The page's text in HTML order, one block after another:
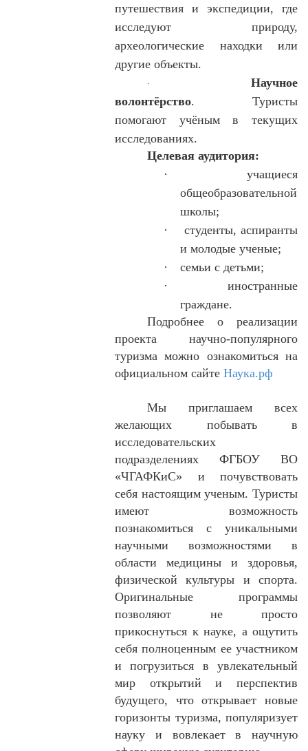
путешествия и экспедиции, где
исследуют природу,
археологические находки или
другие объекты.
·
Научное
волонтёрство. Туристы
помогают учёным в текущих
исследованиях.
Целевая аудитория:
·
учащиеся
общеобразовательной
школы;
·
студенты, аспиранты
и молодые ученые;
·
семьи с детьми;
·
иностранные
граждане.
Подробнее о реализации
проекта научно-популярного
туризма можно ознакомиться на
официальном сайте Наука.рф
Мы приглашаем всех
желающих побывать в
исследовательских
подразделениях ФГБОУ ВО
«ЧГАФКиС» и почувствовать
себя настоящим ученым. Туристы
имеют возможность
познакомиться с уникальными
научными возможностями в
области медицины и здоровья,
физической культуры и спорта.
Оригинальные программы
позволяют не просто
прикоснуться к науке, а ощутить
себя полноценным ее участником
и погрузиться в увлекательный
мир открытий и перспектив
будущего, что открывает новые
горизонты туризма, популяризует
науку и вовлекает в научную